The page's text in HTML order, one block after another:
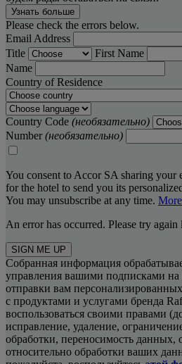
Узнать больше
Please check the errors below.
Email Address
Title
First Name
Name
Country of Residence
Country Code (необязательно)
Number (необязательно)
You consent to Accor SA sharing your
for the hotel to send you its
You may unsubscribe at any time.
An error has occurred. Please try again
SIGN ME UP
Собранная информация
управления вашими подписками на
отправки вам
с продуктами и услугами бренда
воспользоваться своими правами
исправление, удаление,
обработки, переносимость данных,
относительно обработки ваших